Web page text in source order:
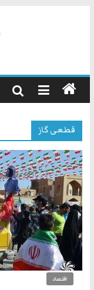
قطعی گاز
اقتصاد